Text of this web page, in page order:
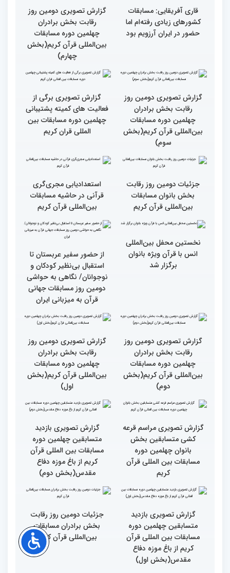
کسب موفقیت‌های متعدد
انس با قرآن چراغ راه
رسیدن به سرمنزل مقصود
است
قرائت قرآن برای هر
مسلمان باید اولین اولویت
باشد
انس با قرآن در روابط
اجتماعی افراد تأثیرگذار است
قاری آفریقایی: مسابقات
کشورهای زیادی رفته‌ام اما
حضور در ایران آرزویم بود
گزارش تصویری دومین روز
رقابت بخش برادران
چهلمین دوره مسابقات
بین‌المللی قرآن کریم(بخش
چهارم)
گزارش تصویری دومین روز
رقابت بخش برادران
چهلمین دوره مسابقات
فعالیت های کمیته پشتیبانی
چهلمین دوره مسابقات بین
المللی قران کریم
بخش بانوان مسابقات
بین‌المللی قرآن کریم
قرآنی در حاشیه مسابقات
بین‌المللی قرآن کریم
نخستین محفل بین‌المللی
انس با قرآن ویژه بانوان
برگزار شد
از حضور سفیر عربستان تا
استقبال بی‌نظیر کودکان و
نوجوانان/ نگاهی به حواشی
دومین روز مسابقات جهانی
قرآن به میزبانی ایران
گزارش تصویری دومین روز
رقابت بخش برادران
چهلمین دوره مسابقات
بین‌المللی قرآن کریم(بخش
دوم)
گزارش تصویری دومین روز
رقابت بخش برادران
چهلمین دوره مسابقات
بین‌المللی قرآن کریم(بخش
اول)